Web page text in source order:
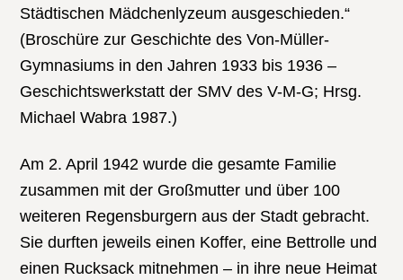
Städtischen Mädchenlyzeum ausgeschieden.“
(Broschüre zur Geschichte des Von-Müller-
Gymnasiums in den Jahren 1933 bis 1936 –
Geschichtswerkstatt der SMV des V-M-G; Hrsg.
Michael Wabra 1987.)
Am 2. April 1942 wurde die gesamte Familie
zusammen mit der Großmutter und über 100
weiteren Regensburgern aus der Stadt gebracht.
Sie durften jeweils einen Koffer, eine Bettrolle und
einen Rucksack mitnehmen – in ihre neue Heimat